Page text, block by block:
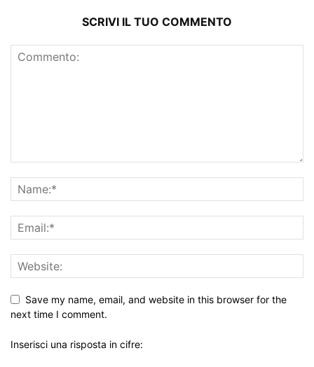
SCRIVI IL TUO COMMENTO
Save my name, email, and website in this browser for the
next time I comment.
Inserisci una risposta in cifre: